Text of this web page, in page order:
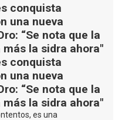
conquista
una nueva
“Se nota que la
la sidra ahora"
conquista
una nueva
“Se nota que la
la sidra ahora"
es una